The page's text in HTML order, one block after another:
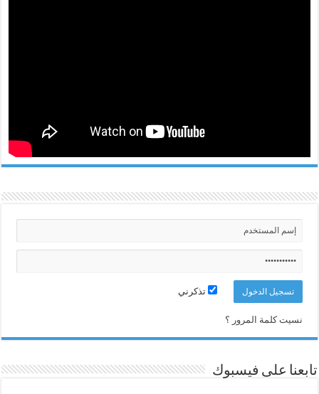
تذكرني
نسيت كلمة المرور ؟
تابعنا على فيسبوك